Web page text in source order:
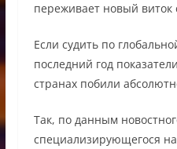
переживает новый виток
Если судить по
последний год
странах побили
Так, по данным
специализирующегося